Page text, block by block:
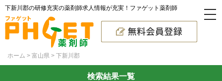
下新川郡の研修充実の薬剤師求人情報が充実！ファゲット薬剤師
ホーム 富山県 下新川郡
検索結果一覧